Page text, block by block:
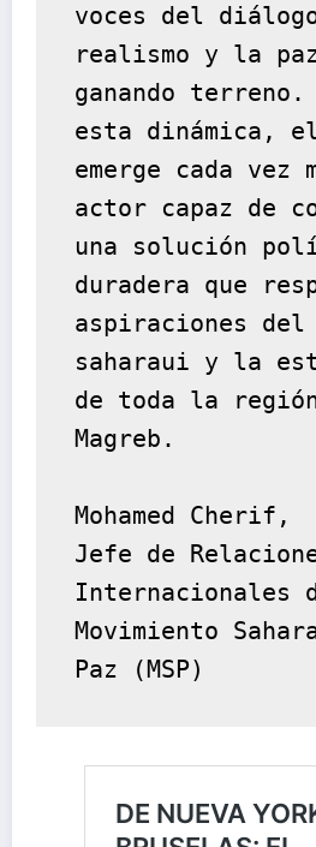
voces del
realismo y la
ganando terreno.
esta dinámica, el
emerge cada vez
actor capaz de
una solución
duradera que
aspiraciones del
saharaui y la
de toda la
Magreb.
Mohamed Cherif,
Jefe de
Internacionales
Movimiento
Paz (MSP)